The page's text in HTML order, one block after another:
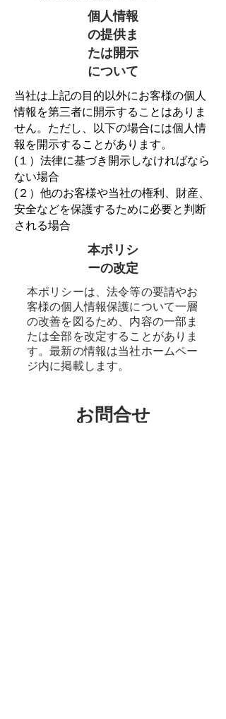
個人情報
の提供ま
たは開示
について
当社は上記の目的以外にお客様の個人
情報を第三者に開示することはありま
せん。ただし、以下の場合には個人情
報を開示することがあります。
(１）法律に基づき開示しなければなら
ない場合
(２）他のお客様や当社の権利、財産、
安全などを保護するために必要と判断
される場合
本ポリシ
ーの改定
本ポリシーは、法令等の要請やお
客様の個人情報保護について一層
の改善を図るため、内容の一部ま
たは全部を改定することがありま
す。最新の情報は当社ホームペー
ジ内に掲載します。
お問合せ